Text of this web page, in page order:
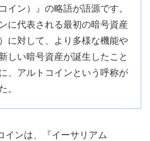
イン）』の略語が語源です。
に代表される最初の暗号資産
に対して、より多様な機能や
しい暗号資産が誕生したこと
、アルトコインという呼称が
。
インは、『イーサリアム